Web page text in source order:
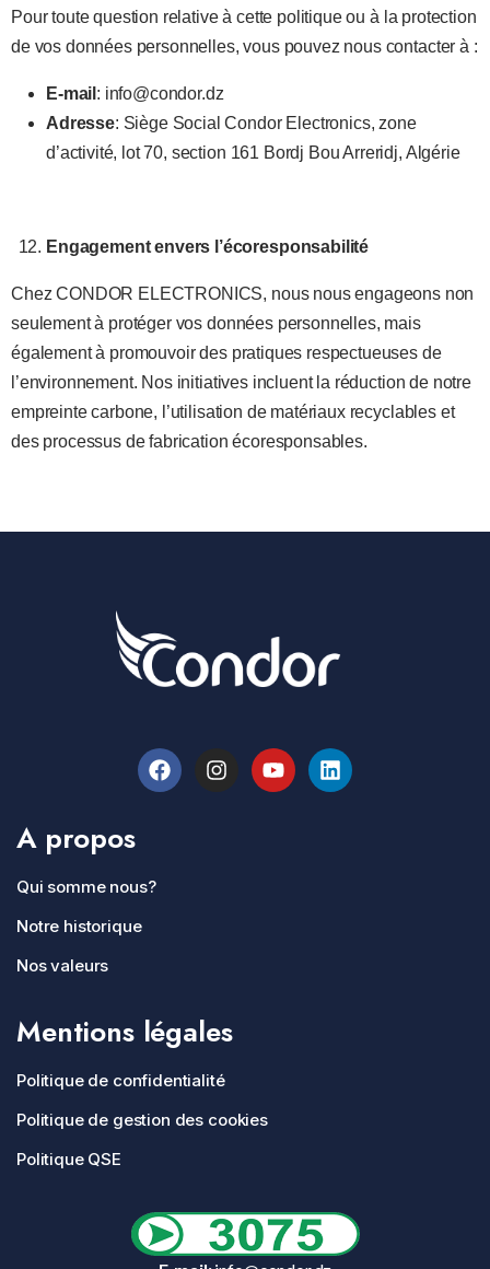
Pour toute question relative à cette politique ou à la protection
de vos données personnelles, vous pouvez nous contacter à :
E-mail : info@condor.dz
Adresse: Siège Social Condor Electronics, zone
d’activité, lot 70, section 161 Bordj Bou Arreridj, Algérie
Engagement envers l’écoresponsabilité
Chez CONDOR ELECTRONICS, nous nous engageons non
seulement à protéger vos données personnelles, mais
également à promouvoir des pratiques respectueuses de
l’environnement. Nos initiatives incluent la réduction de notre
empreinte carbone, l’utilisation de matériaux recyclables et
des processus de fabrication écoresponsables.
A propos
Qui somme nous?
Notre historique
Nos valeurs
Mentions légales
Politique de confidentialité
Politique de gestion des cookies
Politique QSE